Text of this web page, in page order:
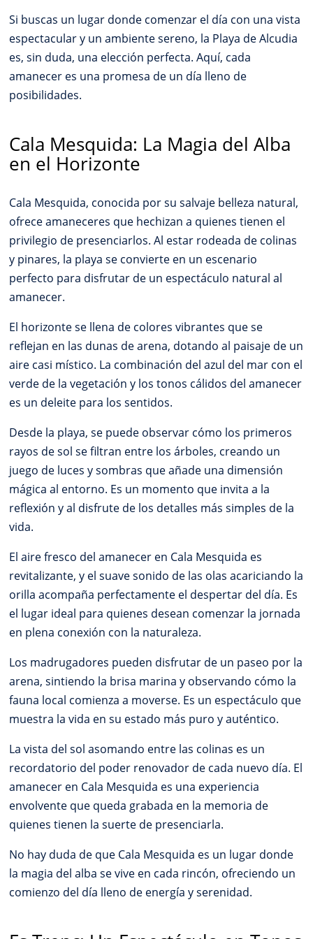
Si buscas un lugar donde comenzar el día con una vista
espectacular y un ambiente sereno, la Playa de Alcudia
es, sin duda, una elección perfecta. Aquí, cada
amanecer es una promesa de un día lleno de
posibilidades.
Cala Mesquida: La Magia del Alba
en el Horizonte
Cala Mesquida, conocida por su salvaje belleza natural,
ofrece amaneceres que hechizan a quienes tienen el
privilegio de presenciarlos. Al estar rodeada de colinas
y pinares, la playa se convierte en un escenario
perfecto para disfrutar de un espectáculo natural al
amanecer.
El horizonte se llena de colores vibrantes que se
reflejan en las dunas de arena, dotando al paisaje de un
aire casi místico. La combinación del azul del mar con el
verde de la vegetación y los tonos cálidos del amanecer
es un deleite para los sentidos.
Desde la playa, se puede observar cómo los primeros
rayos de sol se filtran entre los árboles, creando un
juego de luces y sombras que añade una dimensión
mágica al entorno. Es un momento que invita a la
reflexión y al disfrute de los detalles más simples de la
vida.
El aire fresco del amanecer en Cala Mesquida es
revitalizante, y el suave sonido de las olas acariciando la
orilla acompaña perfectamente el despertar del día. Es
el lugar ideal para quienes desean comenzar la jornada
en plena conexión con la naturaleza.
Los madrugadores pueden disfrutar de un paseo por la
arena, sintiendo la brisa marina y observando cómo la
fauna local comienza a moverse. Es un espectáculo que
muestra la vida en su estado más puro y auténtico.
La vista del sol asomando entre las colinas es un
recordatorio del poder renovador de cada nuevo día. El
amanecer en Cala Mesquida es una experiencia
envolvente que queda grabada en la memoria de
quienes tienen la suerte de presenciarla.
No hay duda de que Cala Mesquida es un lugar donde
la magia del alba se vive en cada rincón, ofreciendo un
comienzo del día lleno de energía y serenidad.